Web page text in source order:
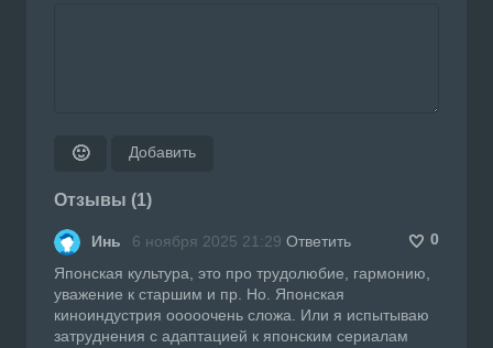
🙂 Добавить
Отзывы (1)
Инь 6 ноября 2025 21:29 Ответить
0
Японская культура, это про трудолюбие, гармонию,
уважение к старшим и пр. Но. Японская
киноиндустрия ооооочень сложа. Или я испытываю
затруднения с адаптацией к японским сериалам